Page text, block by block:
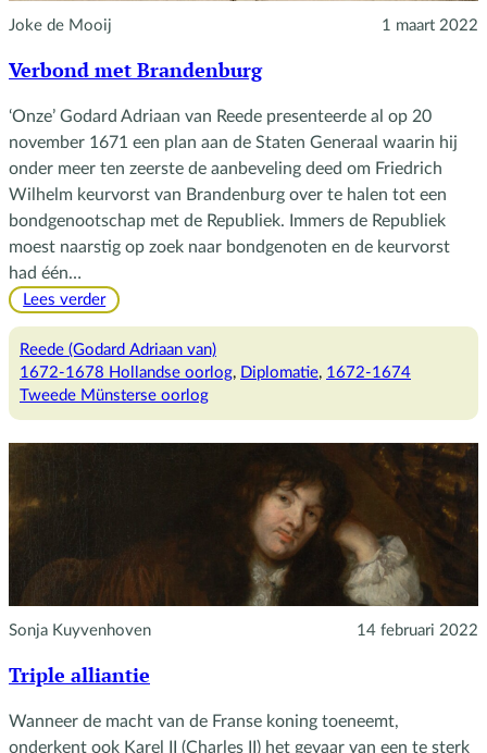
Joke de Mooij 1 maart 2022
Verbond met Brandenburg
‘Onze’ Godard Adriaan van Reede presenteerde al op 20
november 1671 een plan aan de Staten Generaal waarin hij
onder meer ten zeerste de aanbeveling deed om Friedrich
Wilhelm keurvorst van Brandenburg over te halen tot een
bondgenootschap met de Republiek. Immers de Republiek
moest naarstig op zoek naar bondgenoten en de keurvorst
had één…
Lees verder:
met
Brandenburg
Reede (Godard Adriaan van)
1672-1678 Hollandse oorlog, Diplomatie, 1672-1674
Tweede Münsterse oorlog
Sonja Kuyvenhoven 14 februari 2022
Triple alliantie
Wanneer de macht van de Franse koning toeneemt,
onderkent ook Karel II (Charles II) het gevaar van een te sterk